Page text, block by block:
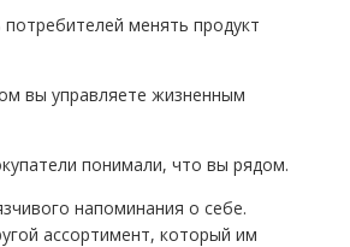
менять продукт
вы управляете жизненным
понимали, что вы рядом.
напоминания о себе.
ассортимент, который им